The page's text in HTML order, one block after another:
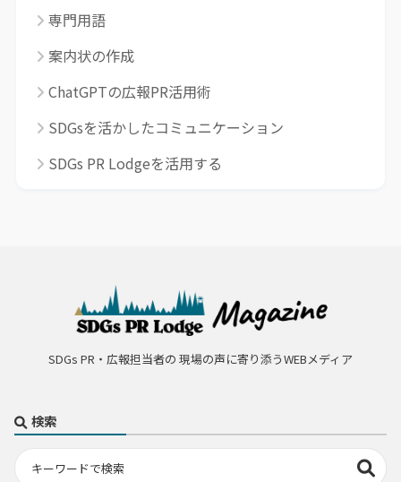
専門用語
案内状の作成
ChatGPTの広報PR活用術
SDGsを活かしたコミュニケーション
SDGs PR Lodgeを活用する
SDGs PR・広報担当者の 現場の声に寄り添うWEBメディア
検索